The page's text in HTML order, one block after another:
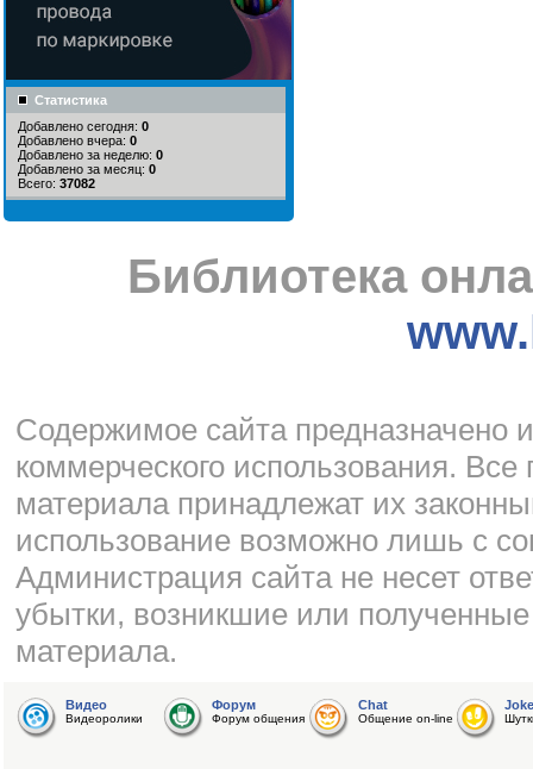
Статистика
Добавлено сегодня: 0
Добавлено вчера: 0
Добавлено за неделю: 0
Добавлено за месяц: 0
Всего: 37082
Библиотека
Cодержимое сайта предназначено
коммерческого использования.
материала принадлежат их
использование возможно лишь с
Администрация сайта не несет
убытки, возникшие или
материала.
Видео
Видеоролики
Форум
Форум общения
Chat
Общение on-line
Joke